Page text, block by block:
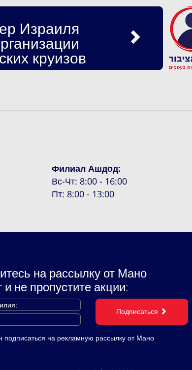
Израиля
круизов
Филиал Ашдод:
Вс-Чт: 8:00 - 16:00
Пт: 8:00 - 13:00
на рассылку от Мано
не пропустите акции:
подписаться на рекламную рассылку от Мано
Подписаться